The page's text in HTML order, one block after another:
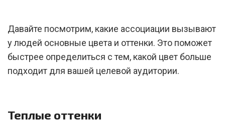
Давайте посмотрим, какие ассоциации вызывают
у людей основные цвета и оттенки. Это поможет
быстрее определиться с тем, какой цвет больше
подходит для вашей целевой аудитории.
Теплые оттенки